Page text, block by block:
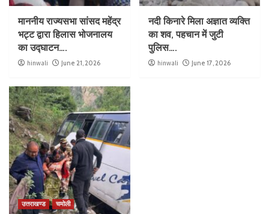
माननीय राज्यसभा सांसद महेंद्र
भट्ट द्वारा हिलास भोजनालय
का उद्घाटन….
hinwali June 21, 2026
नदी किनारे मिला अज्ञात व्यक्ति
का शव, पहचान में जुटी
पुलिस….
hinwali June 17, 2026
उत्तराखण्ड चमोली